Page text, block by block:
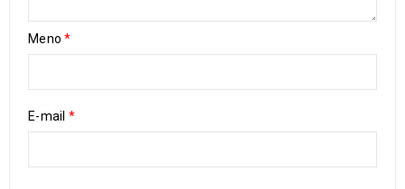
Meno*
E-mail *